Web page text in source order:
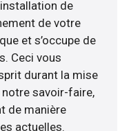
de
de votre
et s’occupe de
Ceci vous
durant la mise
savoir-faire,
de manière
actuelles.